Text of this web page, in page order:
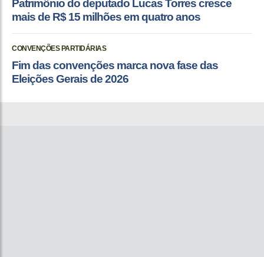
Patrimônio do deputado Lucas Torres cresce
mais de R$ 15 milhões em quatro anos
CONVENÇÕES PARTIDÁRIAS
Fim das convenções marca nova fase das
Eleições Gerais de 2026